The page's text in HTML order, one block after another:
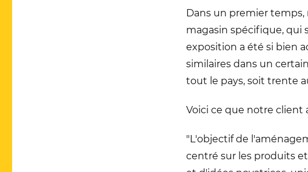
Dans un premier temps,
magasin spécifique, qui
exposition a été si bien
similaires dans un
tout le pays, soit trente
Voici ce que notre client
"L'objectif de
centré sur les produits